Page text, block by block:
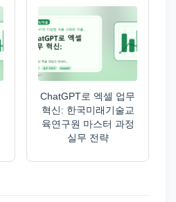
ChatGPT로 엑셀 업무
혁신: 한국미래기술교
육연구원 마스터 과정
실무 전략